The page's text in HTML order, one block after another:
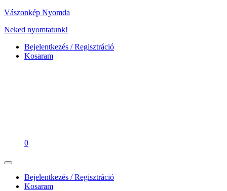
Vászonkép Nyomda
Neked nyomtatunk!
Bejelentkezés / Regisztráció
Kosaram
0
Bejelentkezés / Regisztráció
Kosaram